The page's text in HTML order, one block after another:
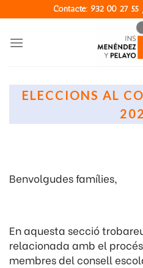
to
content
Contacte: 932 00 27
ELECCIONS AL
Benvolgudes famílies,
En aquesta secció
relacionada amb el
membres del consell